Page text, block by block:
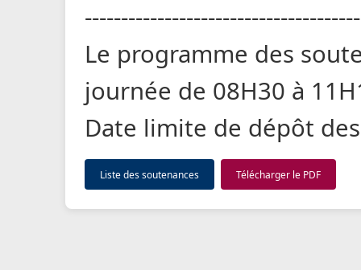
Le programme des
journée de 08H30 à
Date limite de dépôt
Liste des soutenances Télécharger le PDF